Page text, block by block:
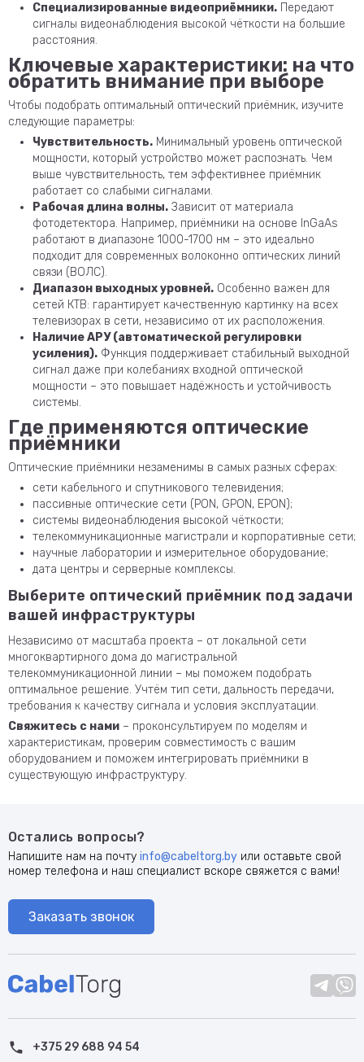
Специализированные видеоприёмники. Передают
сигналы видеонаблюдения высокой чёткости на большие
расстояния.
Ключевые характеристики: на что
обратить внимание при выборе
Чтобы подобрать оптимальный оптический приёмник, изучите
следующие параметры:
Чувствительность. Минимальный уровень оптической
мощности, который устройство может распознать. Чем
выше чувствительность, тем эффективнее приёмник
работает со слабыми сигналами.
Рабочая длина волны. Зависит от материала
фотодетектора. Например, приёмники на основе InGaAs
работают в диапазоне 1000-1700 нм – это идеально
подходит для современных волоконно оптических линий
связи (ВОЛС).
Диапазон выходных уровней. Особенно важен для
сетей КТВ: гарантирует качественную картинку на всех
телевизорах в сети, независимо от их расположения.
Наличие АРУ (автоматической регулировки
усиления). Функция поддерживает стабильный выходной
сигнал даже при колебаниях входной оптической
мощности – это повышает надёжность и устойчивость
системы.
Где применяются оптические
приёмники
Оптические приёмники незаменимы в самых разных сферах:
сети кабельного и спутникового телевидения;
пассивные оптические сети (PON, GPON, EPON);
системы видеонаблюдения высокой чёткости;
телекоммуникационные магистрали и корпоративные сети;
научные лаборатории и измерительное оборудование;
дата центры и серверные комплексы.
Выберите оптический приёмник под задачи
вашей инфраструктуры
Независимо от масштаба проекта – от локальной сети
многоквартирного дома до магистральной
телекоммуникационной линии – мы поможем подобрать
оптимальное решение. Учтём тип сети, дальность передачи,
требования к качеству сигнала и условия эксплуатации.
Свяжитесь с нами – проконсультируем по моделям и
характеристикам, проверим совместимость с вашим
оборудованием и поможем интегрировать приёмники в
существующую инфраструктуру.
Остались вопросы?
Напишите нам на почту info@cabeltorg.by или оставьте свой
номер телефона и наш специалист вскоре свяжется с вами!
Заказать звонок
+375 29 688 94 54